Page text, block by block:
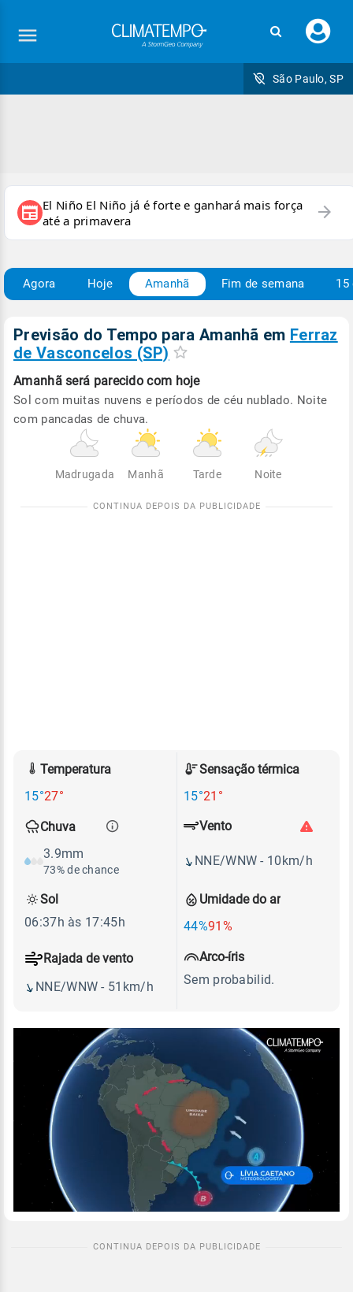
seu
São Paulo, SP
newspaper El Niño El Niño já é forte e ganhará mais força
até a primavera
arrow_forward
Agora Hoje Amanhã Fim de semana 15
Previsão do Tempo para Amanhã em Ferraz
de Vasconcelos (SP)
Amanhã será parecido com hoje
Sol com muitas nuvens e períodos de céu nublado. Noite
com pancadas de chuva.
Madrugada Manhã Tarde Noite
Temperatura
15°27°
Sensação térmica
15°21°
Chuva
3.9mm
73% de chance
Umidade do ar
44%91%
Vento
NNE/WNW - 10km/h
Rajada de vento
NNE/WNW - 51km/h
Sol
06:37h às 17:45h
Arco-íris
Sem probabilid.